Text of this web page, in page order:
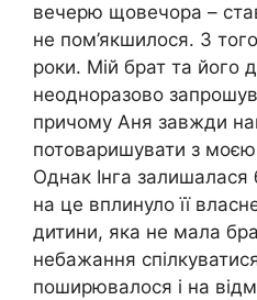
вечерю щовечора –
не пом’якшилося. З
роки. Мій брат та його
неодноразово
причому Аня завжди
потоваришувати з
Однак Інга
на це вплинуло її
дитини, яка не мала
небажання
поширювалося і на